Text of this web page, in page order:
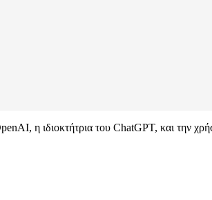
η ιδιοκτήτρια του ChatGPT, και την